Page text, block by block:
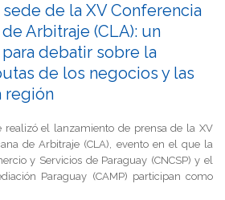
de la XV Conferencia
Arbitraje (CLA): un
debatir sobre la
de los negocios y las
región
realizó el lanzamiento de prensa de la XV
de Arbitraje (CLA), evento en el que la
y Servicios de Paraguay (CNCSP) y el
Paraguay (CAMP) participan como